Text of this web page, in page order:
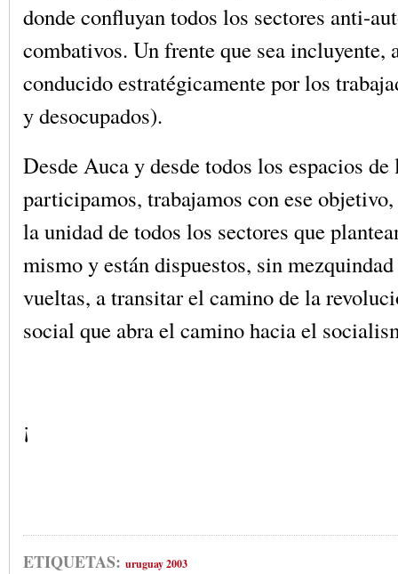
donde confluyan todos los sectores anti-
combativos. Un frente que sea incluyente,
conducido estratégicamente por los
y desocupados).
Desde Auca y desde todos los espacios de
participamos, trabajamos con ese
la unidad de todos los sectores que
mismo y están dispuestos, sin
vueltas, a transitar el camino de la
social que abra el camino hacia el
¡
ETIQUETAS: uruguay 2003